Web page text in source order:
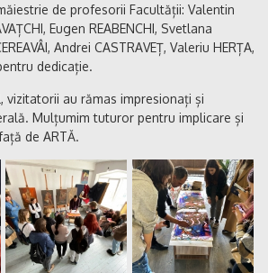
de profesorii Facultății: Valentin
Eugen REABENCHI, Svetlana
Andrei CASTRAVEȚ, Valeriu HERȚA,
dedicație.
vizitatorii au rămas impresionați și
Mulțumim tuturor pentru implicare și
de ARTĂ.